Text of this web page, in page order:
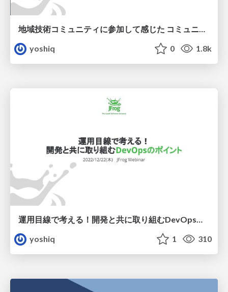
地域技術コミュニティに参加して感じた コミュニティの大切さと新たなキャリア目標
yoshiq
0 1.8k
yoshiq
1 310